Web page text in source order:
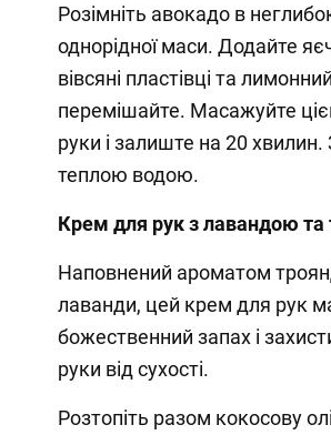
Розімніть авокадо в
однорідної маси. Додайте
вівсяні пластівці та
перемішайте. Масажуйте
руки і залиште на 20
теплою водою.
Крем для рук з лавандою
Наповнений ароматом
лаванди, цей крем для рук
божественний запах і
руки від сухості.
Розтопіть разом кокосову